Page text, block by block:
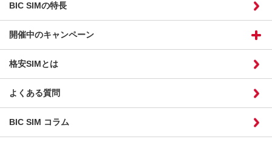
BIC SIMの特長
開催中のキャンペーン
格安SIMとは
よくある質問
BIC SIM コラム